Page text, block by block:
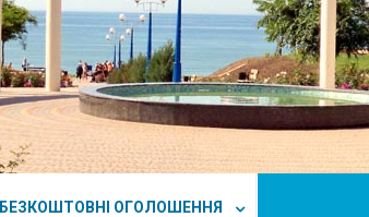
БЕЗКОШТОВНІ ОГОЛОШЕННЯ